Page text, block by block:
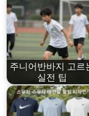
주니어반바지 고르
실전 팁